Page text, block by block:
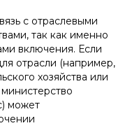
с отраслевыми
так как именно
включения. Если
отрасли (например,
хозяйства или
может